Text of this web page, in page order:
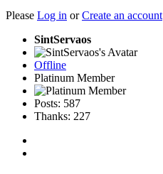
Please Log in orCreate an account
SintServaos
Offline
Platinum Member
Posts: 587
Thanks: 227